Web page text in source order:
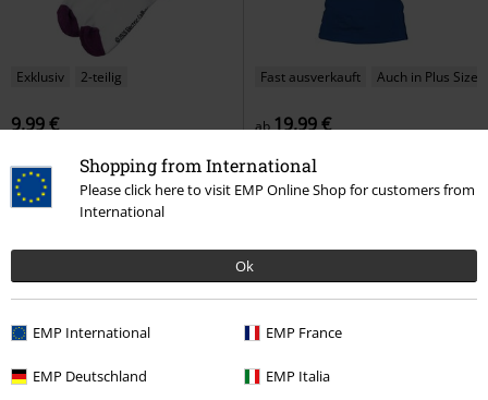
Shopping from International
Please click here to visit EMP Online Shop for customers from
International
Ok
EMP International EMP France
EMP Deutschland EMP Italia
Exklusiv 2-teilig
9,99 €
Tennissocken
Fast ausverkauft Auch in Plus Size
ab19,99 €
Shirt